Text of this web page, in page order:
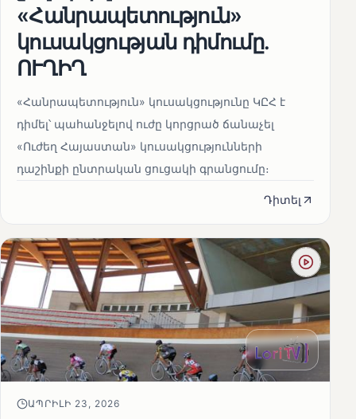
«Հանրապետություն»
կուսակցության դիմումը.
ՈՒՂԻՂ
«Հանրապետություն» կուսակցությունը ԿԸՀ է
դիմել՝ պահանջելով ուժը կորցրած ճանաչել
«Ուժեղ Հայաստան» կուսակցությունների
դաշինքի ընտրական ցուցակի գրանցումը։
Դիտել
ԱՊՐԻԼԻ 23, 2026